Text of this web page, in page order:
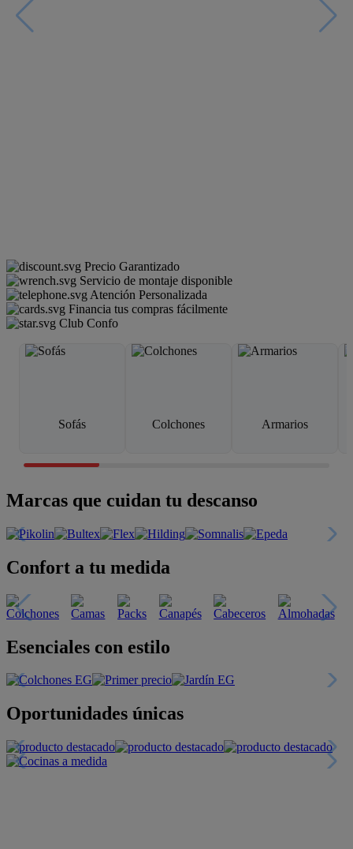
Precio Garantizado
Servicio de montaje disponible
Atención Personalizada
Financia tus compras fácilmente
Club Confo
Sofás Colchones Armarios
Marcas que cuidan tu descanso
Confort a tu medida
Esenciales con estilo
Oportunidades únicas